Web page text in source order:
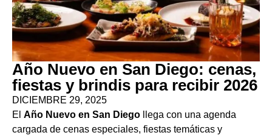
Año Nuevo en San Diego: cenas,
fiestas y brindis para recibir 2026
DICIEMBRE 29, 2025
El Año Nuevo en San Diego llega con una agenda
cargada de cenas especiales, fiestas temáticas y